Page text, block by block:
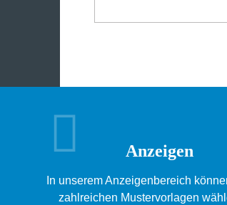
Anzeigen
In unserem Anzeigenbereich
zahlreichen Mustervorlagen